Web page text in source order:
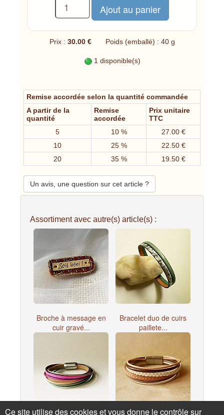
Prix : 30.00 € Poids (emballé) : 40 g
1 disponible(s)
Remise accordée selon la quantité commandée
A partir de la
quantité
Remise
accordée
Prix unitaire
TTC
5
10 %
27.00 €
10
25 %
22.50 €
20
35 % 19.50 €
Un avis, une question sur cet article ?
Assortiment avec autre(s) article(s) :
Broche à message en
cuir gravé...
Bracelet duo de cuirs
paillete...
Ce site utilise des cookies et vous donne le contrôle sur